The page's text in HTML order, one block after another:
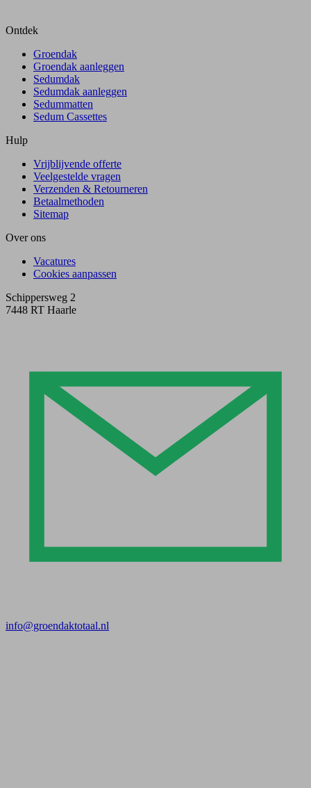
Ontdek
Groendak
Groendak aanleggen
Sedumdak
Sedumdak aanleggen
Sedummatten
Sedum Cassettes
Hulp
Vrijblijvende offerte
Veelgestelde vragen
Verzenden & Retourneren
Betaalmethoden
Sitemap
Over ons
Vacatures
Cookies aanpassen
Schippersweg 2
7448 RT Haarle
info@groendaktotaal.nl